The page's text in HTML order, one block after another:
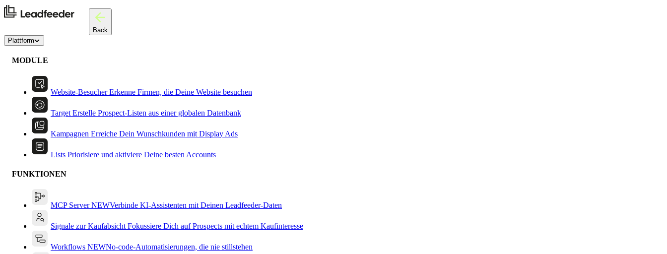
Back
Plattform
MODULE
Website-BesucherErkenne Firmen, die Deine Website besuchen
Target Erstelle Prospect-Listen aus einer globalen Datenbank
Kampagnen Erreiche Dein Wunschkunden mit Display Ads
Lists Priorisiere und aktiviere Deine besten Accounts
FUNKTIONEN
MCP ServerNEWVerbinde KI-Assistenten mit Deinen Leadfeeder-Daten
Signale zur Kaufabsicht Fokussiere Dich auf Prospects mit echtem Kaufinteresse
Workflows NEWNo-code-Automatisierungen, die nie stillstehen